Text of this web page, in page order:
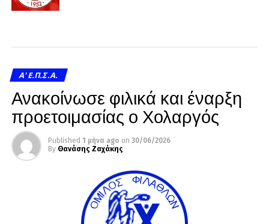
A' Ε.Π.Σ.Α.
Ανακοίνωσε φιλικά και έναρξη
προετοιμασίας ο Χολαργός
Published 1 μήνα ago on 30/06/2026
By Θανάσης Ζαχάκης